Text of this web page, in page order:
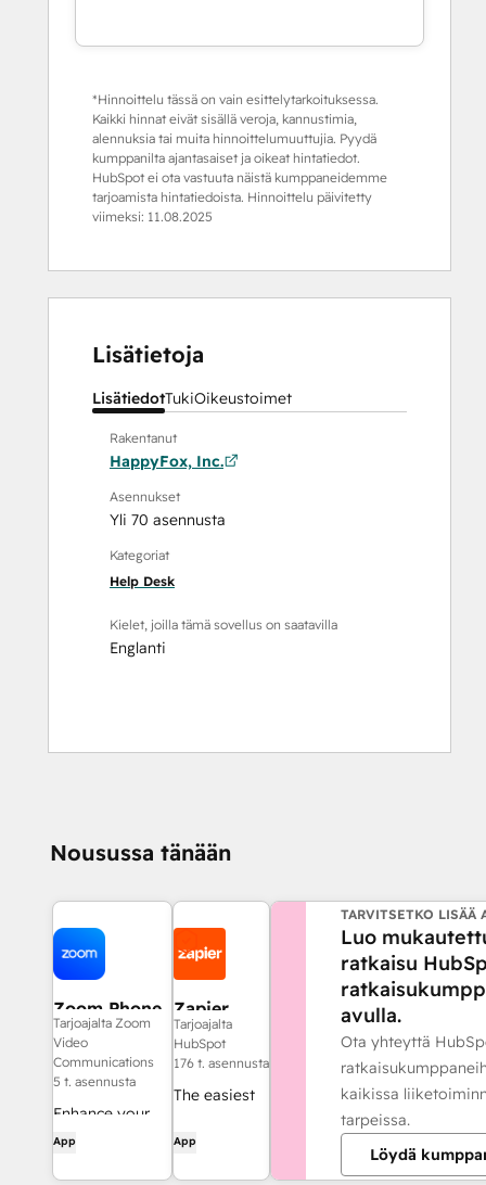
*Hinnoittelu tässä on vain esittelytarkoituksessa.
Kaikki hinnat eivät sisällä veroja, kannustimia,
alennuksia tai muita hinnoittelumuuttujia. Pyydä
kumppanilta ajantasaiset ja oikeat hintatiedot.
HubSpot ei ota vastuuta näistä kumppaneidemme
tarjoamista hintatiedoista. Hinnoittelu päivitetty
viimeksi: 11.08.2025
Lisätietoja
LisätiedotTukiOikeustoimet
Rakentanut
HappyFox, Inc.
Asennukset
Yli 70 asennusta
Kategoriat
Help Desk
Kielet, joilla tämä sovellus on saatavilla
Englanti
Nousussa tänään
Zoom Phone
for HubSpot
Tarjoajalta Zoom
Video
Communications
5 t. asennusta
Enhance your
HubSpot
App
Zapier
Tarjoajalta
HubSpot
176 t. asennusta
The easiest
automate
and connect
App
TARVITSETKO LISÄÄ
Luo
ratkaisu
avulla.
Ota yhteyttä
kaikissa
tarpeissa.
Löydä